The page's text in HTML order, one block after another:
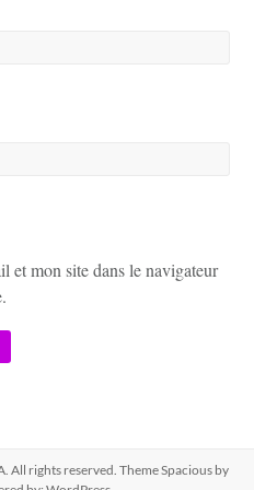
et mon site dans le navigateur
. All rights reserved. ThemeSpaciousby